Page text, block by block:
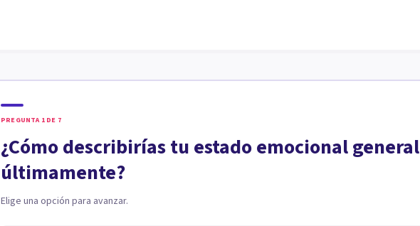
PREGUNTA 1 DE 7
¿Cómo describirías tu estado emocional general
últimamente?
Elige una opción para avanzar.